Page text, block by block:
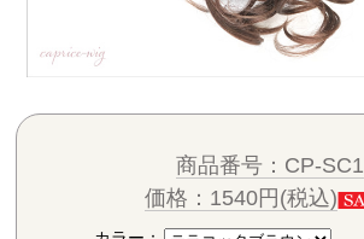
商品番号：CP-SC1
価格：1540円(税込)